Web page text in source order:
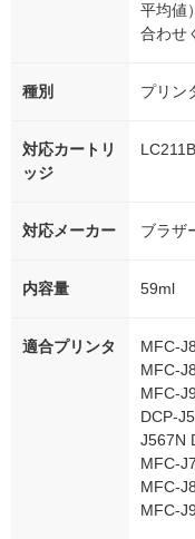
平均値
合わせ
種別 プリン
対応カートリ
ッジ
対応メーカー ブラザ
内容量 59ml
適合プリンタ
MFC-
MFC-
MFC-
DCP-
J567N
MFC-
MFC-
MFC-